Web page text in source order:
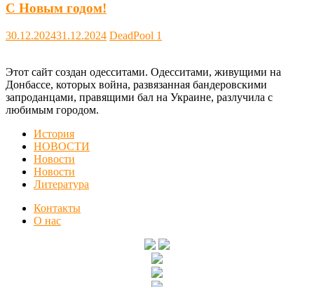
С Новым годом!
30.12.202431.12.2024 DeadPool 1
Этот сайт создан одесситами. Одесситами, живущими на
Донбассе, которых война, развязанная бандеровскими
запроданцами, правящими бал на Украине, разлучила с
любимым городом.
История
НОВОСТИ
Новости
Новости
Литература
Контакты
О нас